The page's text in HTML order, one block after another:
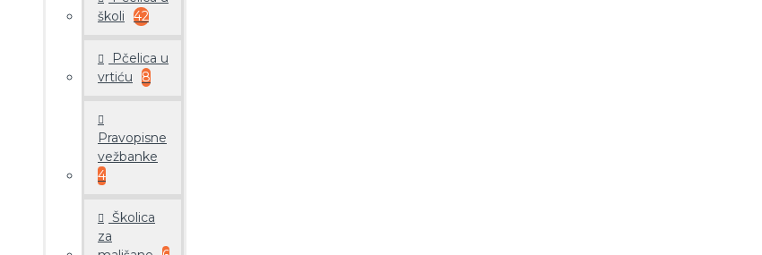
školi
42
Pčelica u
vrtiću
8
Pravopisne
vežbanke
4
Školica
za